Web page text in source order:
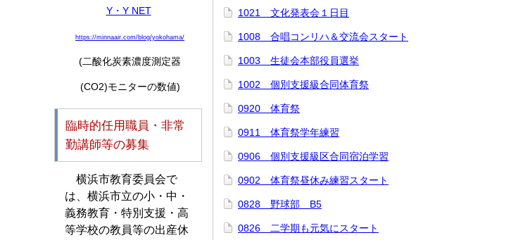
Y・Y NET
https://minnaair.com/blog/yokohama/
(二酸化炭素濃度測定器
(CO2)モニターの数値)
臨時的任用職員・非常
勤講師等の募集
横浜市教育委員会で
は、横浜市立の小・中・
義務教育・特別支援・高
等学校の教員等の出産休
1021 文化発表会１日目
1008 合唱コンリハ＆交流会スタート
1003 生徒会本部役員選挙
1002 個別支援級合同体育祭
0920 体育祭
0911 体育祭学年練習
0906 個別支援級区合同宿泊学習
0902 体育祭昼休み練習スタート
0828 野球部 B5
0826 二学期も元気にスタート